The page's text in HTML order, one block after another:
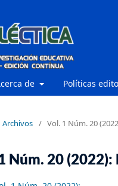
de Políticas
Archivos / Vol. 1 Núm. 20
Núm. 20 (2022):